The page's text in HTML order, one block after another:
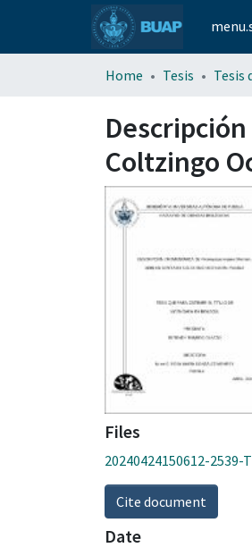
Home Tesis Tesis
Coltzingo
Files
20240424150612-2539-
Cite document
Date